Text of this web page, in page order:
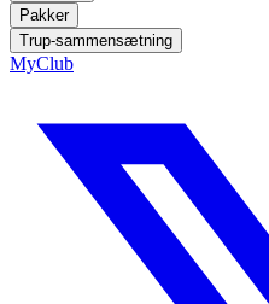
Pakker
Trup-sammensætning
MyClub